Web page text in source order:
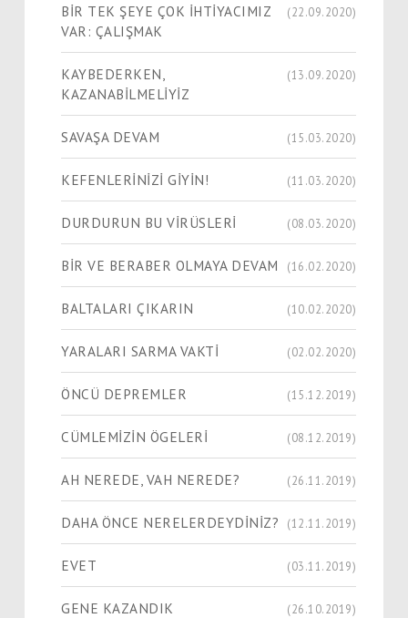
BİR TEK ŞEYE ÇOK İHTİYACIMIZ
VAR: ÇALIŞMAK
(22.09.2020)
KAYBEDERKEN,
KAZANABİLMELİYİZ
(13.09.2020)
SAVAŞA DEVAM (15.03.2020)
KEFENLERİNİZİ GİYİN! (11.03.2020)
DURDURUN BU VİRÜSLERİ (08.03.2020)
BİR VE BERABER OLMAYA DEVAM (16.02.2020)
BALTALARI ÇIKARIN (10.02.2020)
YARALARI SARMA VAKTİ (02.02.2020)
ÖNCÜ DEPREMLER (15.12.2019)
CÜMLEMİZİN ÖGELERİ (08.12.2019)
AH NEREDE, VAH NEREDE? (26.11.2019)
DAHA ÖNCE NERELERDEYDİNİZ? (12.11.2019)
EVET (03.11.2019)
GENE KAZANDIK (26.10.2019)